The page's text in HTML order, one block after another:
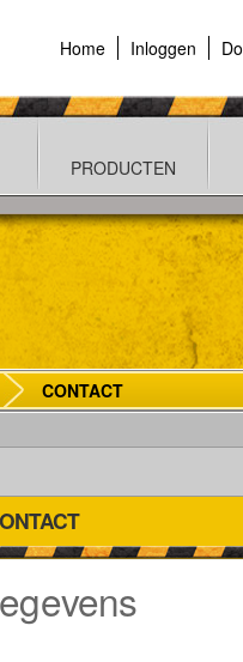
Home Inloggen
PRODUCTEN
CONTACT